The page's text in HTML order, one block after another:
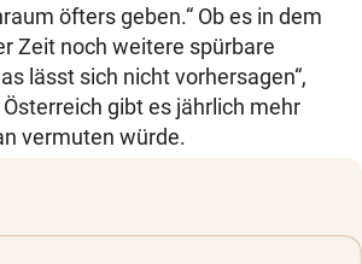
öfters geben.“ Ob es in dem
Zeit noch weitere spürbare
lässt sich nicht vorhersagen“,
gibt es jährlich mehr
vermuten würde.